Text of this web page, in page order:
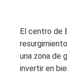
El centro de
una zona de
invertir en